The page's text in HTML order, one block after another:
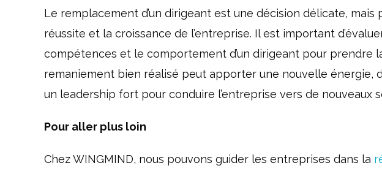
Le remplacement d’un dirigeant est une décision délicate,
réussite et la croissance de l’entreprise. Il est important
compétences et le comportement d’un dirigeant pour prendre
remaniement bien réalisé peut apporter une nouvelle énergie,
un leadership fort pour conduire l’entreprise vers de nouveaux
Pour aller plus loin
Chez WINGMIND, nous pouvons guider les entreprises dans la